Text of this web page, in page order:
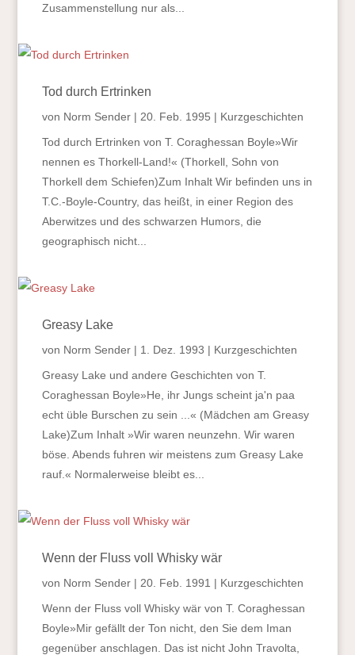
Zusammenstellung nur als...
Tod durch Ertrinken
von Norm Sender| 20. Feb. 1995 | Kurzgeschichten
Tod durch Ertrinken von T. Coraghessan Boyle»Wir
nennen es Thorkell-Land!« (Thorkell, Sohn von
Thorkell dem Schiefen)Zum Inhalt Wir befinden uns in
T.C.-Boyle-Country, das heißt, in einer Region des
Aberwitzes und des schwarzen Humors, die
geographisch nicht...
Greasy Lake
von Norm Sender| 1. Dez. 1993 | Kurzgeschichten
Greasy Lake und andere Geschichten von T.
Coraghessan Boyle»He, ihr Jungs scheint ja'n paa
echt üble Burschen zu sein ...« (Mädchen am Greasy
Lake)Zum Inhalt »Wir waren neunzehn. Wir waren
böse. Abends fuhren wir meistens zum Greasy Lake
rauf.« Normalerweise bleibt es...
Wenn der Fluss voll Whisky wär
von Norm Sender| 20. Feb. 1991 | Kurzgeschichten
Wenn der Fluss voll Whisky wär von T. Coraghessan
Boyle»Mir gefällt der Ton nicht, den Sie dem Iman
gegenüber anschlagen. Das ist nicht John Travolta,